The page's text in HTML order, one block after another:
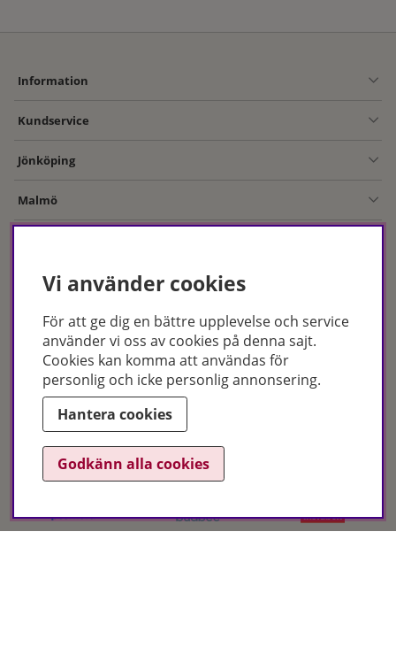
Information
Kundservice
Jönköping
Malmö
Instagram
Nyhetsbrev
Leverans & betalsätt
Vi använder cookies
För att ge dig en bättre upplevelse och service
använder vi oss av cookies på denna sajt.
Cookies kan komma att användas för
personlig och icke personlig annonsering.
Hantera cookies
Godkänn alla cookies